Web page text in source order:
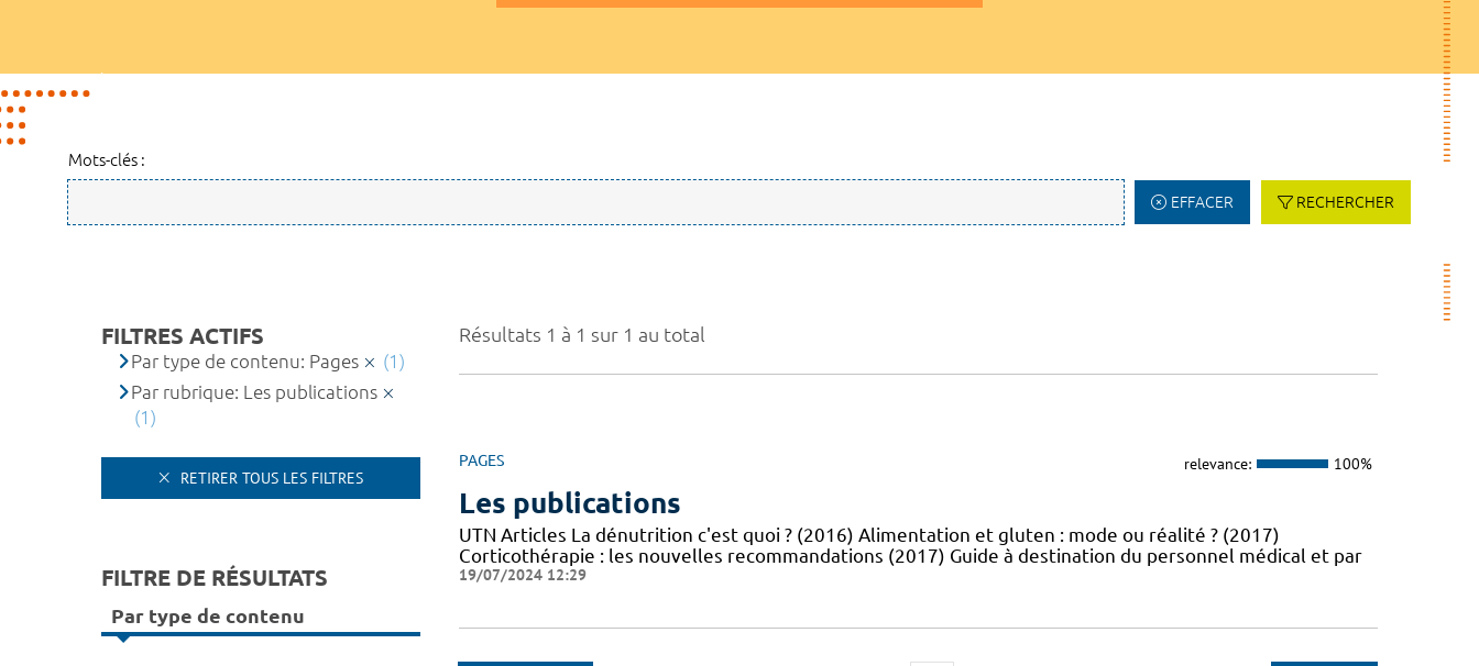
Mots-clés :
EFFACER RECHERCHER
Résultats 1 à 1 sur 1 au total
PAGES relevance: 100%
Les publications
UTN Articles La dénutrition c'est quoi ? (2016) Alimentation et gluten : mode ou réalité ? (2017)
Corticothérapie : les nouvelles recommandations (2017) Guide à destination du personnel médical et par
19/07/2024 12:29
FILTRES ACTIFS
Par type de contenu: Pages
(1)
Par rubrique: Les publications
(1)
RETIRER TOUS LES FILTRES
FILTRE DE RÉSULTATS
Par type de contenu